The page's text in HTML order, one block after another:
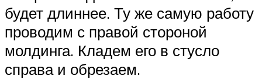
будет длиннее. Ту же самую работу
проводим с правой стороной
молдинга. Кладем его в стусло
справа и обрезаем.